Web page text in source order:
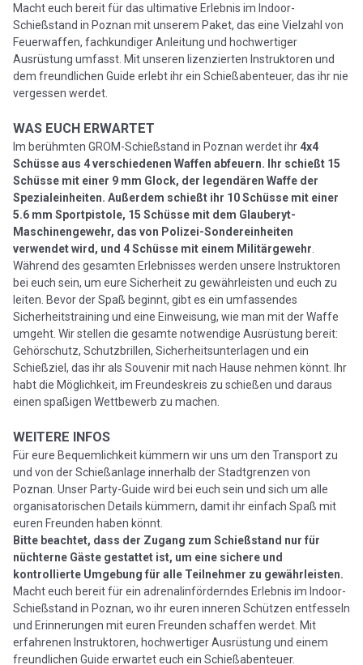
Macht euch bereit für das ultimative Erlebnis im Indoor-
Schießstand in Poznan mit unserem Paket, das eine Vielzahl von
Feuerwaffen, fachkundiger Anleitung und hochwertiger
Ausrüstung umfasst. Mit unseren lizenzierten Instruktoren und
dem freundlichen Guide erlebt ihr ein Schießabenteuer, das ihr nie
vergessen werdet.
WAS EUCH ERWARTET
Im berühmten GROM-Schießstand in Poznan werdet ihr 4x4
Schüsse aus 4 verschiedenen Waffen abfeuern. Ihr schießt 15
Schüsse mit einer 9 mm Glock, der legendären Waffe der
Spezialeinheiten. Außerdem schießt ihr 10 Schüsse mit einer
5.6 mm Sportpistole, 15 Schüsse mit dem Glauberyt-
Maschinengewehr, das von Polizei-Sondereinheiten
verwendet wird, und 4 Schüsse mit einem Militärgewehr
Während des gesamten Erlebnisses werden unsere Instruktoren
bei euch sein, um eure Sicherheit zu gewährleisten und euch zu
leiten. Bevor der Spaß beginnt, gibt es ein umfassendes
Sicherheitstraining und eine Einweisung, wie man mit der Waffe
umgeht. Wir stellen die gesamte notwendige Ausrüstung bereit:
Gehörschutz, Schutzbrillen, Sicherheitsunterlagen und ein
Schießziel, das ihr als Souvenir mit nach Hause nehmen könnt. Ihr
habt die Möglichkeit, im Freundeskreis zu schießen und daraus
einen spaßigen Wettbewerb zu machen.
WEITERE INFOS
Für eure Bequemlichkeit kümmern wir uns um den Transport zu
und von der Schießanlage innerhalb der Stadtgrenzen von
Poznan. Unser Party-Guide wird bei euch sein und sich um alle
organisatorischen Details kümmern, damit ihr einfach Spaß mit
euren Freunden haben könnt.
Bitte beachtet, dass der Zugang zum Schießstand nur für
nüchterne Gäste gestattet ist, um eine sichere und
kontrollierte Umgebung für alle Teilnehmer zu gewährleisten.
Macht euch bereit für ein adrenalinförderndes Erlebnis im Indoor-
Schießstand in Poznan, wo ihr euren inneren Schützen entfesseln
und Erinnerungen mit euren Freunden schaffen werdet. Mit
erfahrenen Instruktoren, hochwertiger Ausrüstung und einem
freundlichen Guide erwartet euch ein Schießabenteuer.